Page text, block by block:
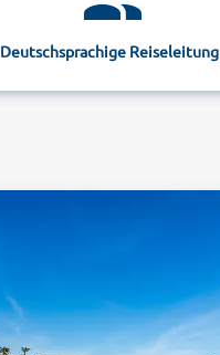
Deutschsprachige Reiseleitung